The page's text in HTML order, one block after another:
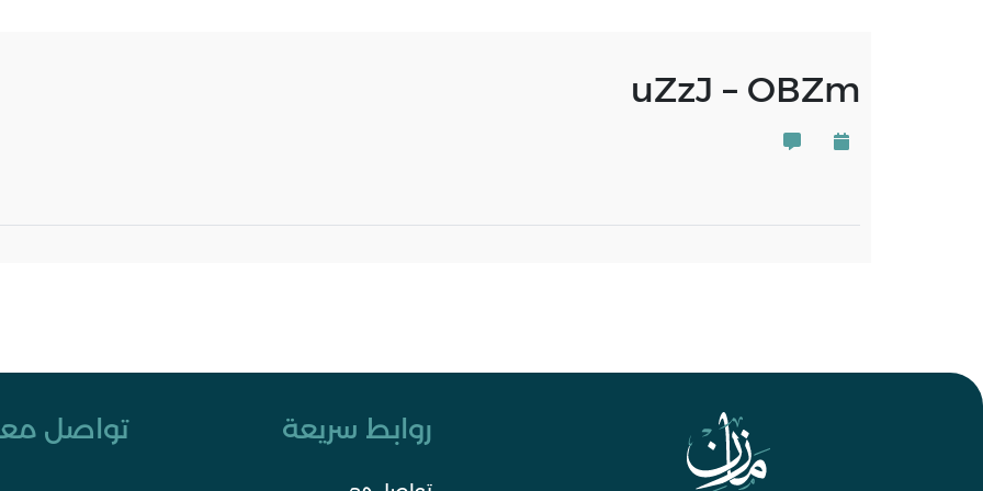
uZzJ – OBZm
روابط سريعة تواصل